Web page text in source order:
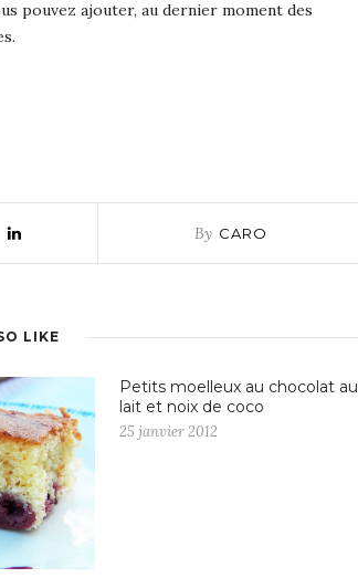
pouvez ajouter, au dernier moment des
By CARO
LIKE
Petits moelleux au chocolat au
lait et noix de coco
25 janvier 2012